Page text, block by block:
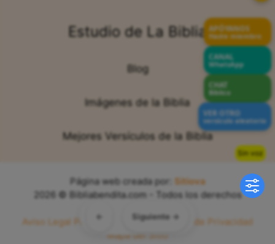
← Siguiente →
Sin voz
Estudio de La Biblia
Blog
Imágenes de la Biblia
Mejores Versículos de la Biblia
Página web creada por:
Sitiova
2026 © Bibliabendita.com - Todos los derechos
Aviso Legal
Política de Cookies Política de Privacidad
Mapa del Sitio
APÓYANOS
Hazte miembro
CANAL
WhatsApp
CHAT
Bíblico
VER OTRO
versículo aleatorio